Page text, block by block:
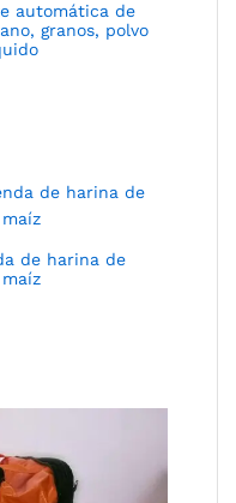
automática de
granos, polvo
de harina de